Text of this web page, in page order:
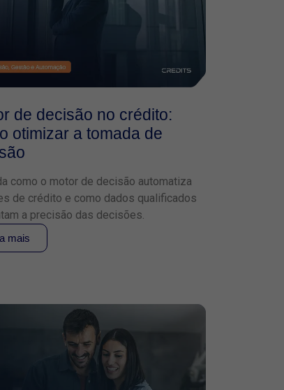
de decisão no crédito:
otimizar a tomada de
como o motor de decisão automatiza
de crédito e como dados qualificados
a precisão das decisões.
mais